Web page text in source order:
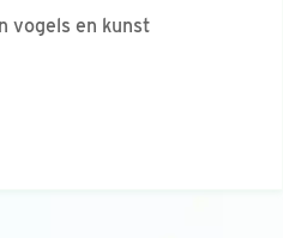
vogels en kunst